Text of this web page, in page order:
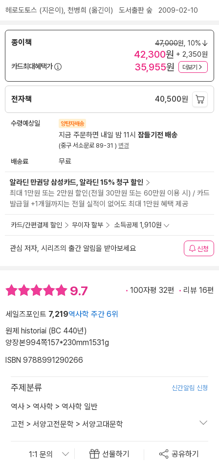
헤로도토스 (지은이), 천병희 (옮긴이) 도서출판 숲 2009-02-10
종이책 47,000원, 10%
42,300원 + 2,350원
카드최대혜택가
35,955원 더보기
전자책 40,500원
수령예상일 양탄자배송
지금 주문하면 내일 밤 11시 잠들기전 배송
(중구 서소문로 89-31 ) 변경
배송료 무료
알라딘 만권당 삼성카드, 알라딘 15% 청구 할인
최대 1만원 또는 2만원 할인(전월 30만원 또는 60만원 이용 시) / 카드
발급월 +1개월까지는 전월 실적이 없어도 최대 1만원 혜택 제공
카드/간편결제 할인 무이자 할부 소득공제 1,910원
관심 저자, 시리즈의 출간 알림을 받아보세요 신청
9.7 100자평 32편 리뷰 16편
세일즈포인트 7,219역사학 주간 6위
원제 historiai (BC 440년)
양장본994쪽157*230mm1531g
ISBN 9788991290266
주제분류 신간알림 신청
역사 > 역사학 > 역사학 일반
고전 > 서양고전문학 > 서양고대문학
선물하기 공유하기